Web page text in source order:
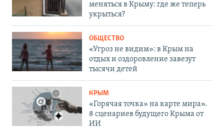
меняться в Крыму: где же теперь
укрыться?
ОБЩЕСТВО
«Угроз не видим»: в Крым на
отдых и оздоровление завезут
тысячи детей
КРЫМ
«Горячая точка» на карте мира».
8 сценариев будущего Крыма от
ИИ